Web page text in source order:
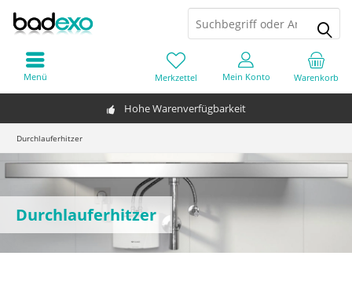
Hohe Warenverfügbarkeit
Warenkorb
Merkzettel Mein Konto
Menü
Durchlauferhitzer
Durchlauferhitzer